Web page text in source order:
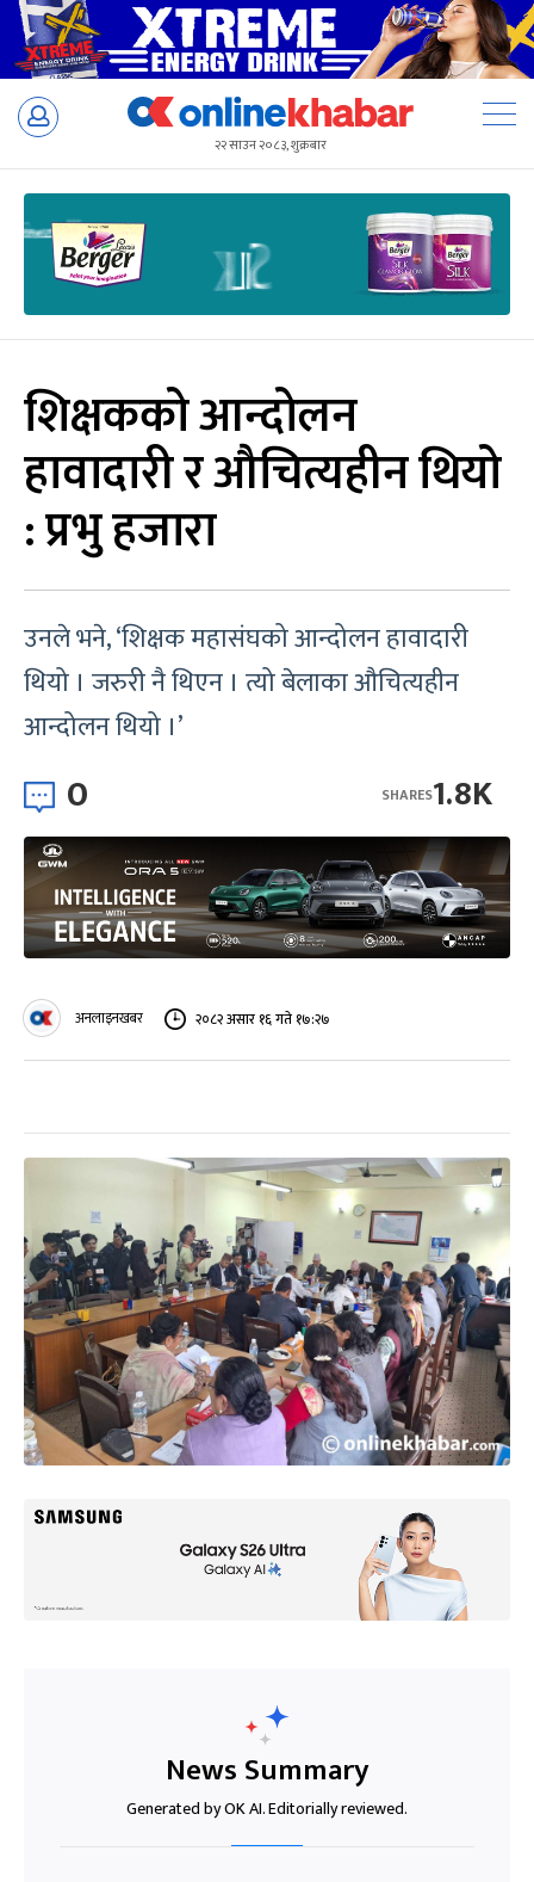
Skip
२२ साउन २०८३, शुक्रबार
शिक्षकको आन्दोलन
हावादारी र औचित्यहीन थियो
: प्रभु हजारा
उनले भने, ‘शिक्षक महासंघको आन्दोलन हावादारी
थियो । जरुरी नै थिएन । त्यो बेलाका औचित्यहीन
आन्दोलन थियो ।’
0 1.8K
SHARES
अनलाइनखबर २०८२ असार १६ गते १७:२७
News Summary
Generated by OK AI. Editorially reviewed.